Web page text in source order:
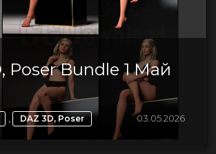
Poser Bundle 1 Май
, DAZ 3D, Poser 03.05.2026